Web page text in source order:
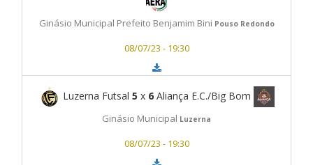
Ginásio Municipal Prefeito Benjamim Bini Pouso Redondo
08/07/23 - 19:30
Luzerna Futsal 5 x 6Aliança E.C./Big Bom
Ginásio Municipal Luzerna
08/07/23 - 19:30